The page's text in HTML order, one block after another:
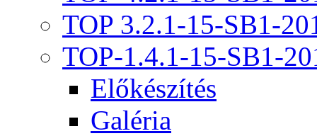
TOP 3.2.1-15-SB1-
TOP-1.4.1-15-SB1-
Előkészítés
Galéria